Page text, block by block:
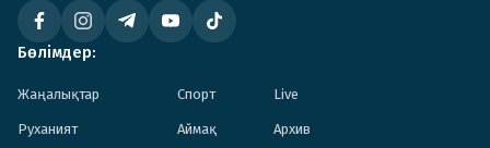
Бөлімдер:
Жаңалықтар Спорт Live
Руханият Аймақ Архив